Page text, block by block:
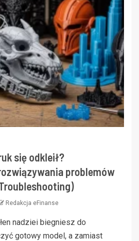
się odkleił?
problemów
Redakcja eFinanse
nadziei biegniesz do
gotowy model, a zamiast